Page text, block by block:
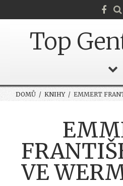
Top
DOMŮ/ KNIHY/ EMMERT
VE